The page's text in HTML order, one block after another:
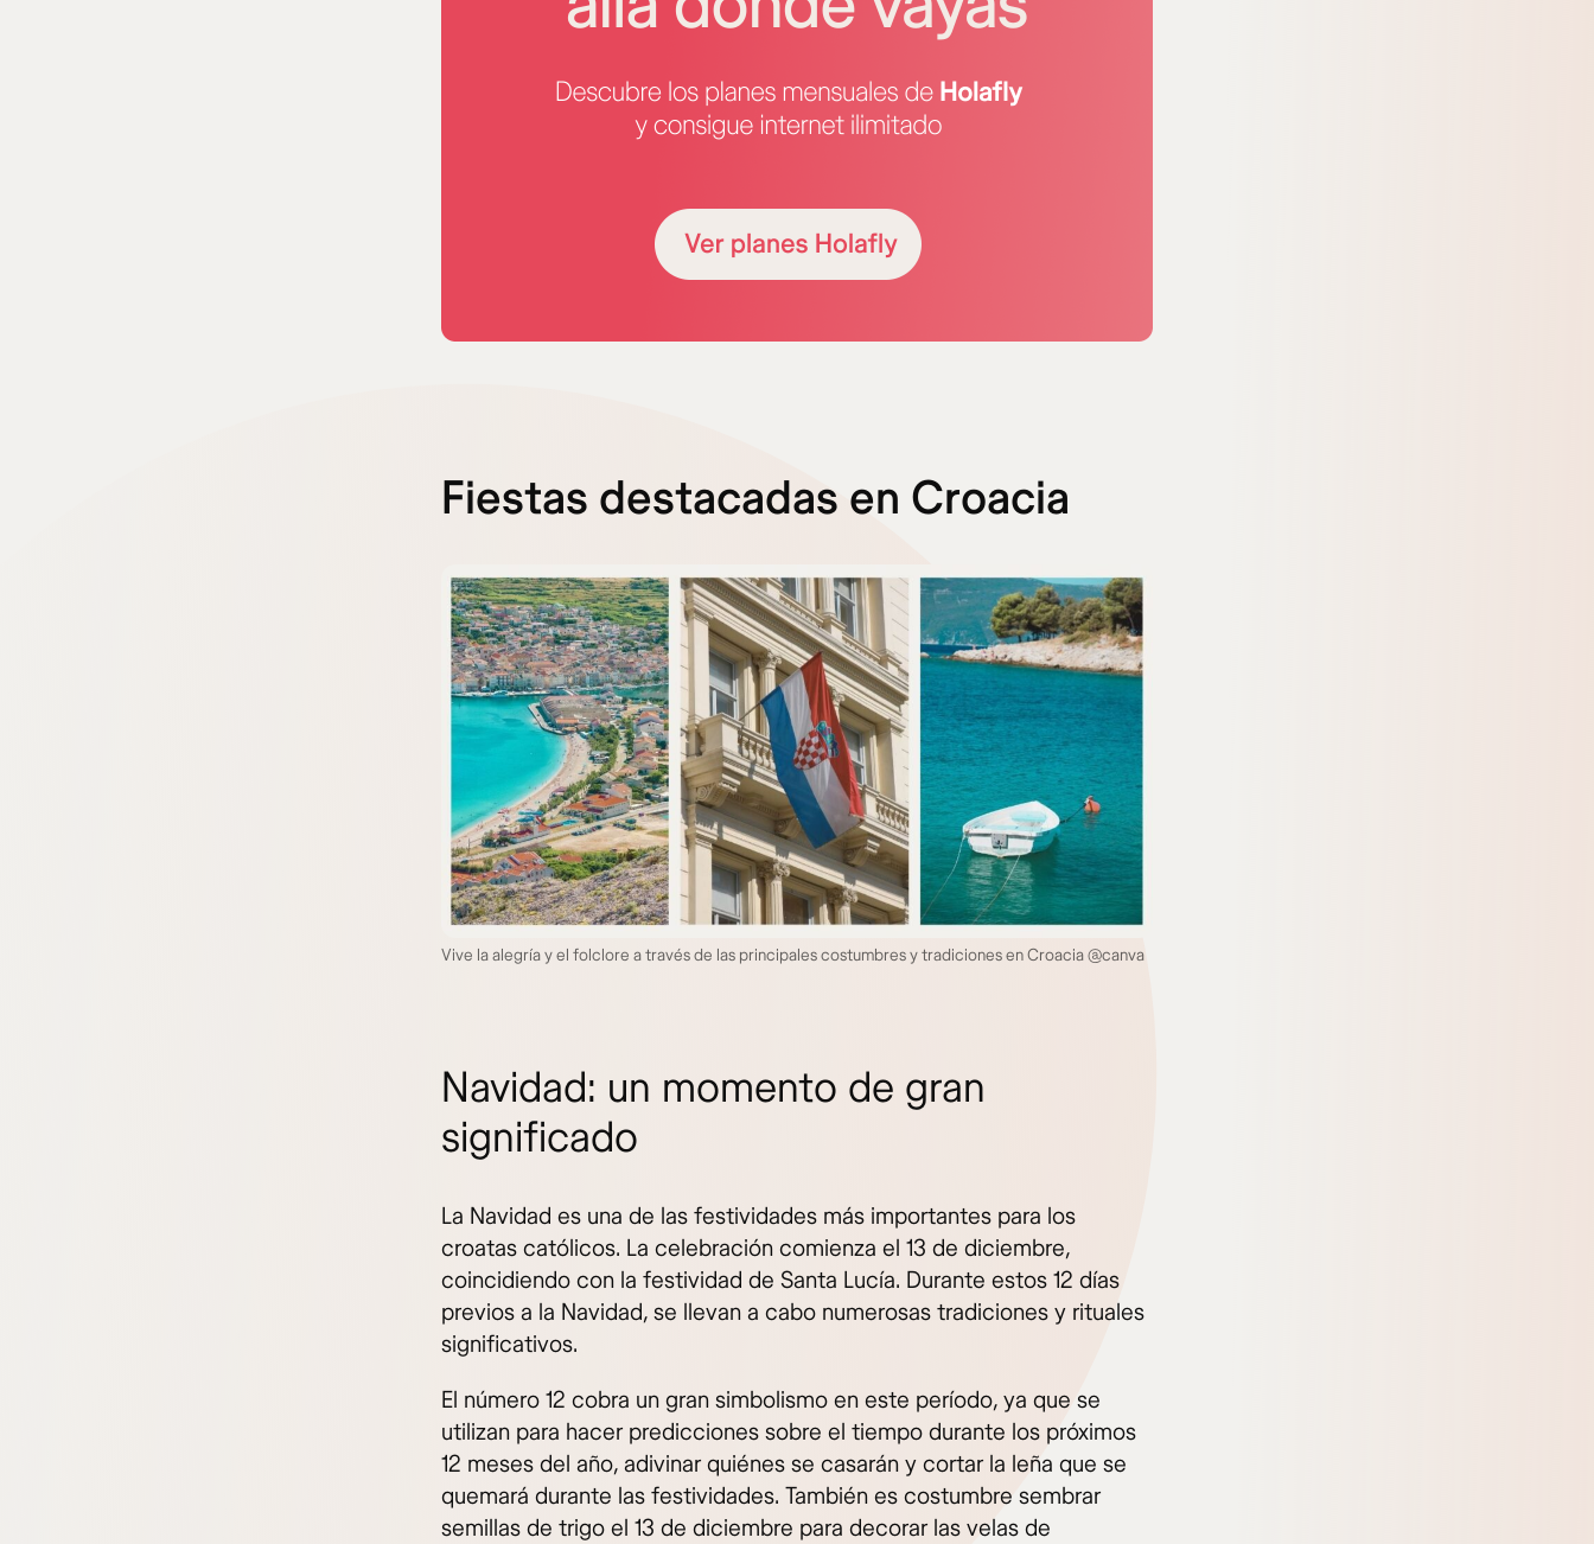
Fiestas destacadas en Croacia
Vive la alegría y el folclore a través de las principales costumbres y tradiciones en Croacia @canva
Navidad: un momento de gran
significado
La Navidad es una de las festividades más importantes para los
croatas católicos. La celebración comienza el 13 de diciembre,
coincidiendo con la festividad de Santa Lucía. Durante estos 12 días
previos a la Navidad, se llevan a cabo numerosas tradiciones y rituales
significativos.
El número 12 cobra un gran simbolismo en este período, ya que se
utilizan para hacer predicciones sobre el tiempo durante los próximos
12 meses del año, adivinar quiénes se casarán y cortar la leña que se
quemará durante las festividades. También es costumbre sembrar
semillas de trigo el 13 de diciembre para decorar las velas de